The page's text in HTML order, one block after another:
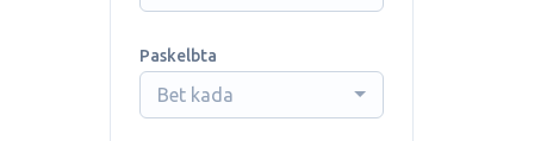
Paskelbta
Bet kada